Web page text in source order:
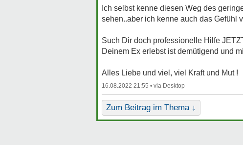
Ich selbst kenne diesen Weg des
sehen..aber ich kenne auch das Gefühl
Such Dir doch professionelle Hilfe
Deinem Ex erlebst ist demütigend und
Alles Liebe und viel, viel Kraft und Mut !
16.08.2022 21:55 •
Zum Beitrag im Thema ↓